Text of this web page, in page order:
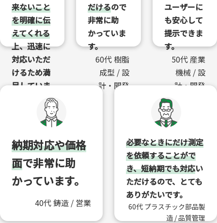
来ないこと
を明確に伝
えてくれる
上、迅速に
対応いただ
けるため満
足していま
30代 医療
機器 / 製
造・生産技
術
だけるので
非常に助
かっていま
す。
60代 樹脂
成型 / 設
計・開発
ユーザーに
も安心して
提示できま
す。
50代 産業
機械 / 設
計・開発
納期対応や価格
面で非常に助
かっています。
40代 鋳造 / 営業
必要なときにだけ測定
を依頼することがで
き、短納期でも対応い
ただけるので、とても
ありがたいです。
60代 プラスチック部品製
造 / 品質管理